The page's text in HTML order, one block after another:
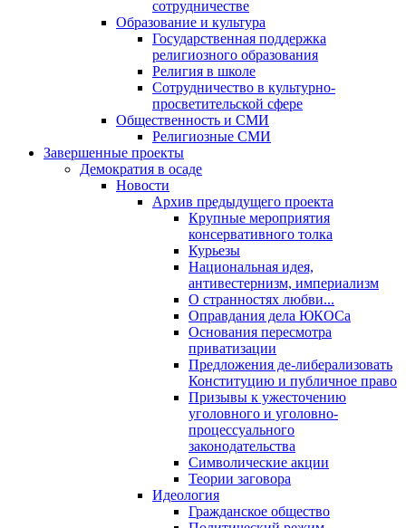
сотрудничестве
Образование и культура
Государственная поддержка
религиозного образования
Религия в школе
Сотрудничество в культурно-
просветительской сфере
Общественность и СМИ
Религиозные СМИ
Завершенные проекты
Демократия в осаде
Новости
Архив предыдущего проекта
Крупные мероприятия
консервативного толка
Курьезы
Национальная идея,
антивестернизм, империализм
О странностях любви...
Оправдания дела ЮКОСа
Основания пересмотра
приватизации
Предложения де-либерализовать
Конституцию и публичное право
Призывы к ужесточению
уголовного и уголовно-
процессуального
законодательства
Символические акции
Теории заговора
Идеология
Гражданское общество